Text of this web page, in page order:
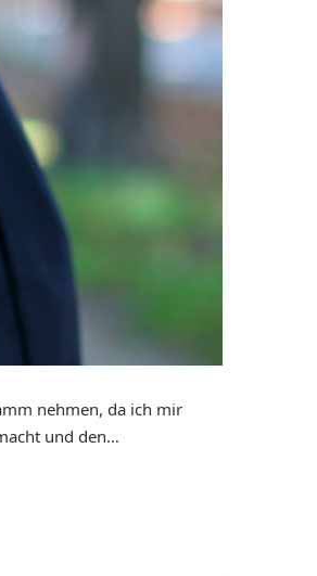
nehmen, da ich mir
und den…